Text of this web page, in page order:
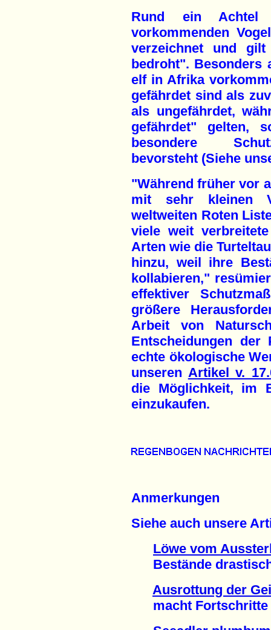
Rund ein Achtel
vorkommenden
verzeichnet und
bedroht". Besonders
elf in Afrika
gefährdet sind als
als ungefährdet,
gefährdet" gelten,
besondere
bevorsteht (Siehe
"Während früher vor
mit sehr kleinen
weltweiten Roten
viele weit
Arten wie die
hinzu, weil ihre
kollabieren,"
effektiver
größere
Arbeit von
Entscheidungen
echte ökologische
unseren Artikel v.
die Möglichkeit, im
einzukaufen.
Anmerkungen
Siehe auch unsere
Löwe vom
Bestände drastisch
Ausrottung der
macht Fortschritte